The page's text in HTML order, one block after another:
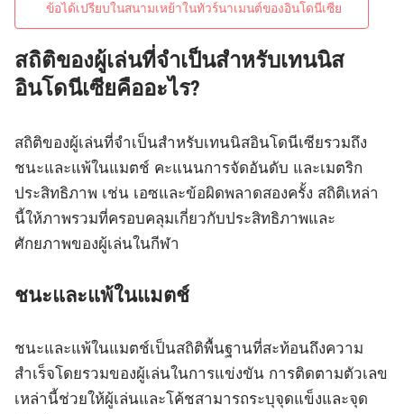
ข้อได้เปรียบในสนามเหย้าในทัวร์นาเมนต์ของอินโดนีเซีย
สถิติของผู้เล่นที่จำเป็นสำหรับเทนนิส
อินโดนีเซียคืออะไร?
สถิติของผู้เล่นที่จำเป็นสำหรับเทนนิสอินโดนีเซียรวมถึง
ชนะและแพ้ในแมตช์ คะแนนการจัดอันดับ และเมตริก
ประสิทธิภาพ เช่น เอซและข้อผิดพลาดสองครั้ง สถิติเหล่า
นี้ให้ภาพรวมที่ครอบคลุมเกี่ยวกับประสิทธิภาพและ
ศักยภาพของผู้เล่นในกีฬา
ชนะและแพ้ในแมตช์
ชนะและแพ้ในแมตช์เป็นสถิติพื้นฐานที่สะท้อนถึงความ
สำเร็จโดยรวมของผู้เล่นในการแข่งขัน การติดตามตัวเลข
เหล่านี้ช่วยให้ผู้เล่นและโค้ชสามารถระบุจุดแข็งและจุด